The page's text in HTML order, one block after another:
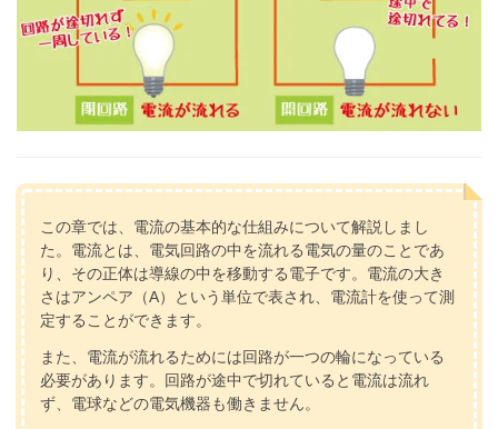
この章では、電流の基本的な仕組みについて解説しまし
た。電流とは、電気回路の中を流れる電気の量のことであ
り、その正体は導線の中を移動する電子です。電流の大き
さはアンペア（A）という単位で表され、電流計を使って測
定することができます。
また、電流が流れるためには回路が一つの輪になっている
必要があります。回路が途中で切れていると電流は流れ
ず、電球などの電気機器も働きません。